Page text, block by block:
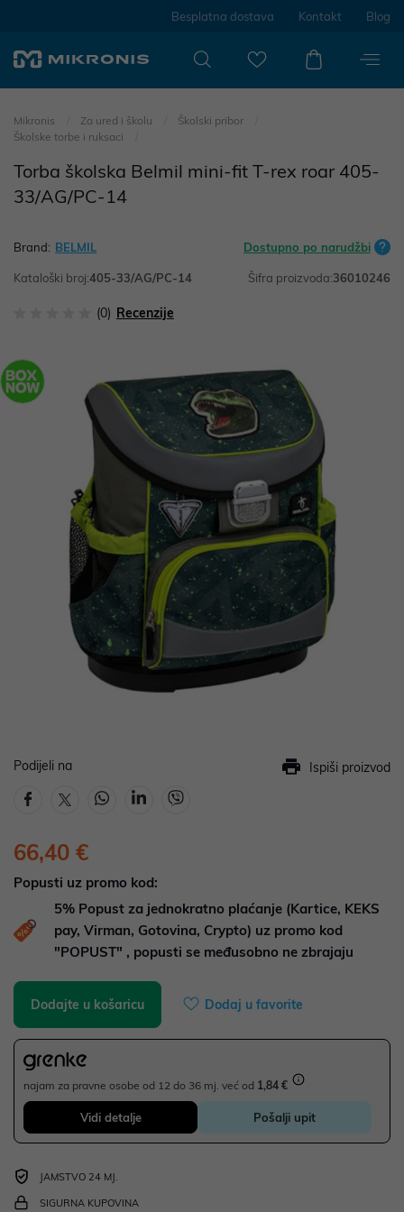
Besplatna dostava Kontakt Blog
Mikronis Za ured i školu
Školski pribor
Školske torbe i ruksaci
Torba školska Belmil mini-fit T-rex roar 405-
33/AG/PC-14
Brand: BELMIL Dostupno po narudžbi
Kataloški broj:405-33/AG/PC-14 Šifra proizvoda:36010246
(0) Recenzije
Podijeli na Ispiši proizvod
66,40 €
Popusti uz promo kod:
5% Popust za jednokratno plaćanje (Kartice, KEKS
pay, Virman, Gotovina, Crypto) uz promo kod
"POPUST" , popusti se međusobno ne zbrajaju
Dodajte u košaricu Dodaj u favorite
najam za pravne osobe od 12 do 36 mj. već od 1,84 €
Vidi detalje Pošalji upit
JAMSTVO 24 MJ.
SIGURNA KUPOVINA